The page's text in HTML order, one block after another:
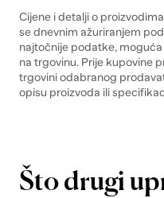
Cijene i detalji o
se dnevnim ažuriranjem
najtočnije podatke,
na trgovinu. Prije kupovine
trgovini odabranog
opisu proizvoda ili
Što drugi